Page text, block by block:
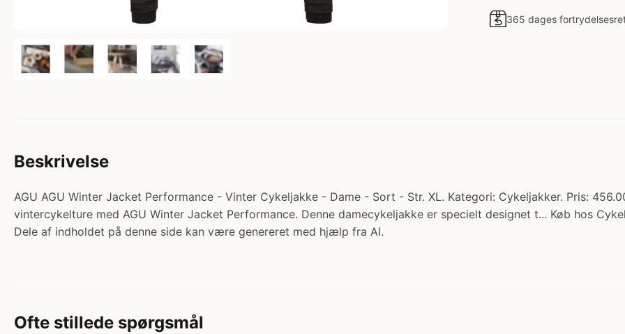
365 dages
Beskrivelse
AGU AGU Winter Jacket Performance - Vinter Cykeljakke - Dame - Sort - Str. XL. Kategori: Cykeljakker. Pris:
vintercykelture med AGU Winter Jacket Performance. Denne damecykeljakke er specielt designet t... Køb hos
Dele af indholdet på denne side kan være genereret med hjælp fra AI.
Ofte stillede spørgsmål